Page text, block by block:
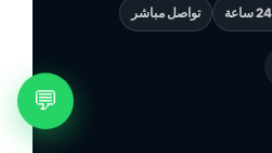
💬
تواصل مباشر